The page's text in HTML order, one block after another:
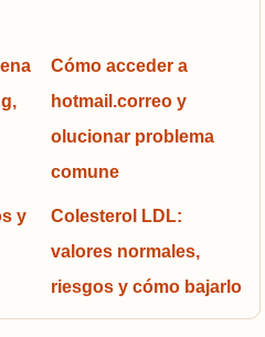
Cómo acceder a
hotmail.correo y
olucionar problema
comune
y
Colesterol LDL:
valores normales,
riesgos y cómo bajarlo